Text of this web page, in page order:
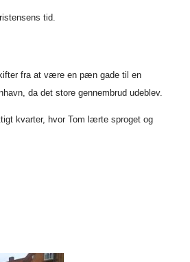
tid.
fra at være en pæn gade til en
da det store gennembrud udeblev.
kvarter, hvor Tom lærte sproget og